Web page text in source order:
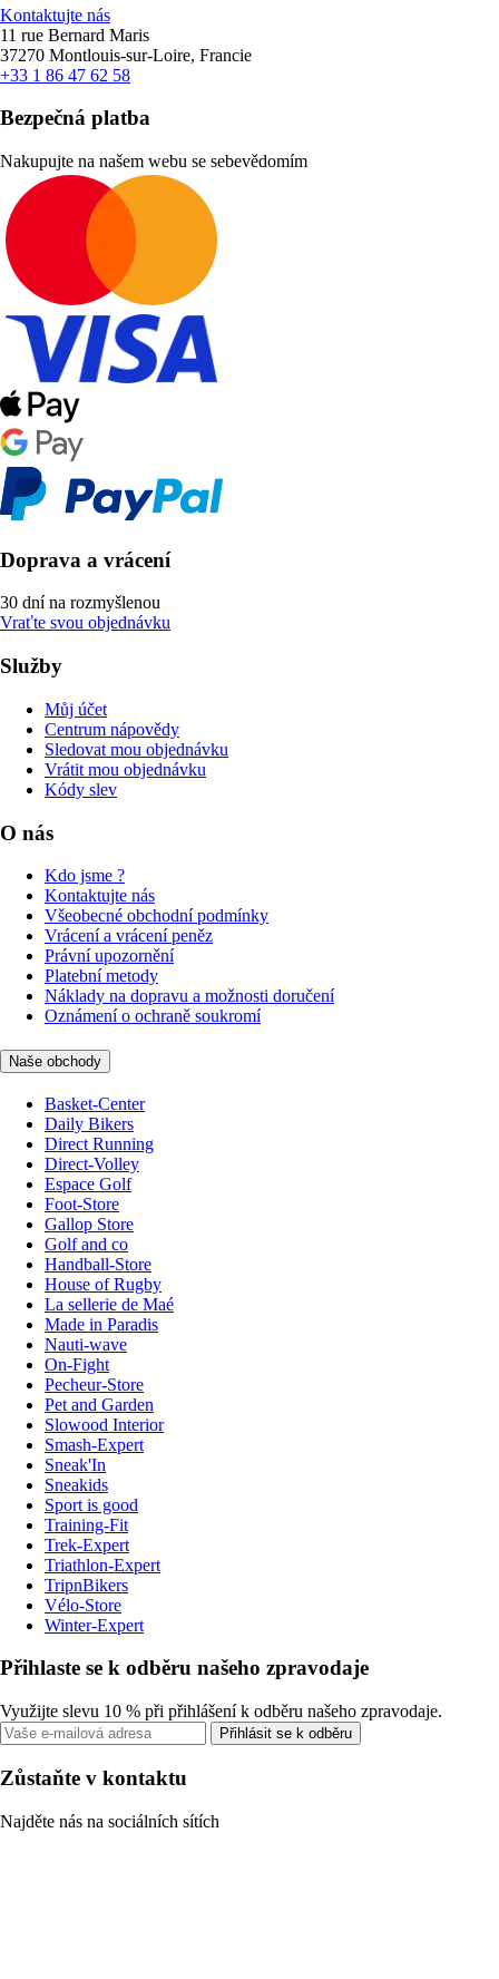
Kontaktujte nás
11 rue Bernard Maris
37270 Montlouis-sur-Loire, Francie
+33 1 86 47 62 58
Bezpečná platba
Nakupujte na našem webu se sebevědomím
Doprava a vrácení
30 dní na rozmyšlenou
Vraťte svou objednávku
Služby
Můj účet
Centrum nápovědy
Sledovat mou objednávku
Vrátit mou objednávku
Kódy slev
O nás
Kdo jsme ?
Kontaktujte nás
Všeobecné obchodní podmínky
Vrácení a vrácení peněz
Právní upozornění
Platební metody
Náklady na dopravu a možnosti doručení
Oznámení o ochraně soukromí
Naše obchody
Basket-Center
Daily Bikers
Direct Running
Direct-Volley
Espace Golf
Foot-Store
Gallop Store
Golf and co
Handball-Store
House of Rugby
La sellerie de Maé
Made in Paradis
Nauti-wave
On-Fight
Pecheur-Store
Pet and Garden
Slowood Interior
Smash-Expert
Sneak'In
Sneakids
Sport is good
Training-Fit
Trek-Expert
Triathlon-Expert
TripnBikers
Vélo-Store
Winter-Expert
Přihlaste se k odběru našeho zpravodaje
Využijte slevu 10 % při přihlášení k odběru našeho zpravodaje.
Přihlásit se k odběru
Zůstaňte v kontaktu
Najděte nás na sociálních sítích